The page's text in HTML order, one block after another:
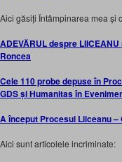
Aici găsiți Întâmpinarea mea și
ADEVĂRUL despre
Roncea
Cele 110 probe depuse în
GDS și Humanitas în
A început Procesul Liiceanu
Aici sunt articolele incriminate: